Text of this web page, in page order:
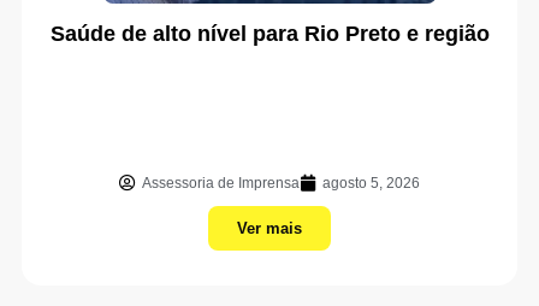
Saúde de alto nível para Rio Preto e região
Assessoria de Imprensa agosto 5, 2026
Ver mais